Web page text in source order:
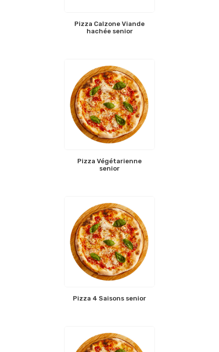
Pizza Calzone Viande
hachée senior
Pizza Végétarienne
senior
Pizza 4 Saisons senior